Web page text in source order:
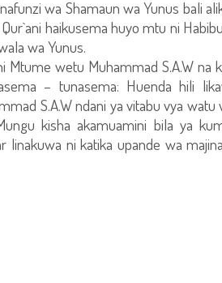
wa Shamaun wa Yunus bali
haikusema huyo mtu ni
wa Yunus.
wetu Muhammad S.A.W na
– tunasema: Huenda hili
S.A.W ndani ya vitabu vya watu
kisha akamuamini bila ya
linakuwa ni katika upande wa